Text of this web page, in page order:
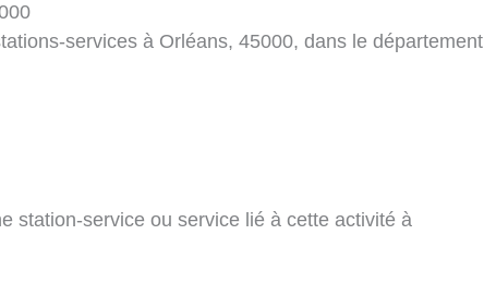
services à Orléans, 45000, dans le département
station-service ou service lié à cette activité à